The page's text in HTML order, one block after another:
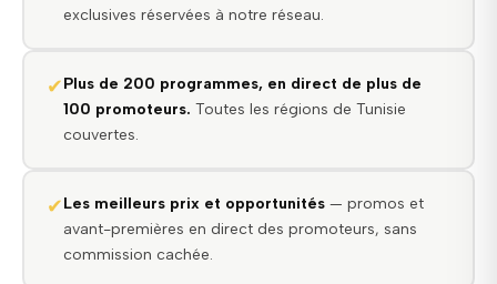
exclusives réservées à notre réseau.
✔Plus de 200 programmes, en direct de plus de
100 promoteurs. Toutes les régions de Tunisie
couvertes.
✔Les meilleurs prix et opportunités— promos et
avant-premières en direct des promoteurs, sans
commission cachée.